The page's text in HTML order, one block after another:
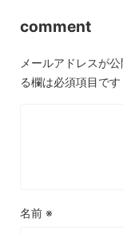
comment
メールアドレスが
る欄は必須項目です
名前 ※